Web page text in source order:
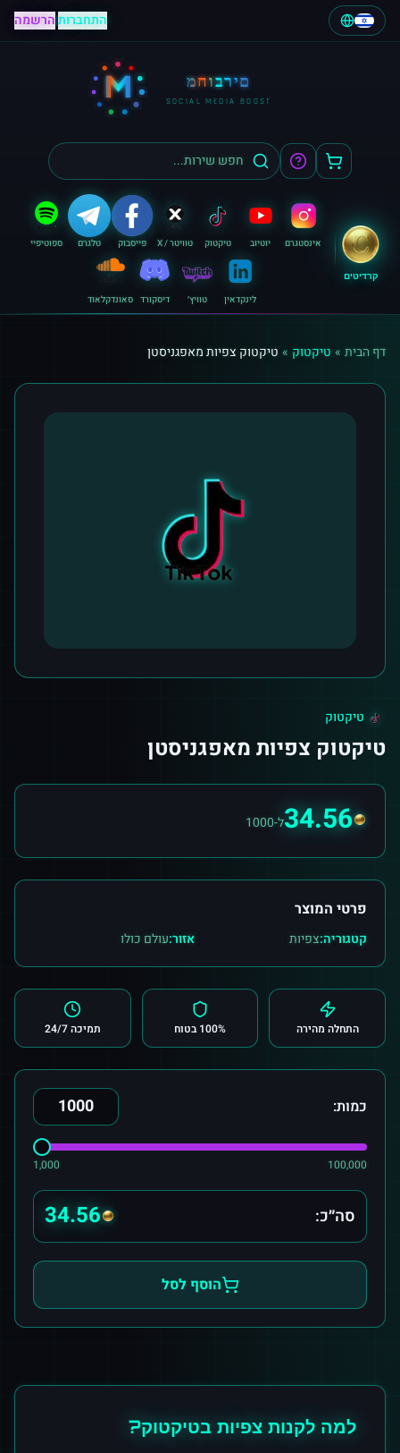
התחברות|הרשמה
M מחוברים
SOCIAL MEDIA BOOST
קרדיטים
אינסטגרם יוטיוב טיקטוק טוויטר / X פייסבוק טלגרם ספוטיפיי
לינקדאין טוויץ׳ דיסקורד סאונדקלאוד
דף הבית » טיקטוק » טיקטוק צפיות מאפגניסטן
טיקטוק
טיקטוק צפיות מאפגניסטן
34.56ל-1000
פרטי המוצר
קטגוריה:צפיות אזור:עולם כולו
התחלה מהירה 100% בטוח תמיכה 24/7
כמות:
1,000 100,000
סה״כ: 34.56
הוסף לסל
למה לקנות צפיות בטיקטוק?